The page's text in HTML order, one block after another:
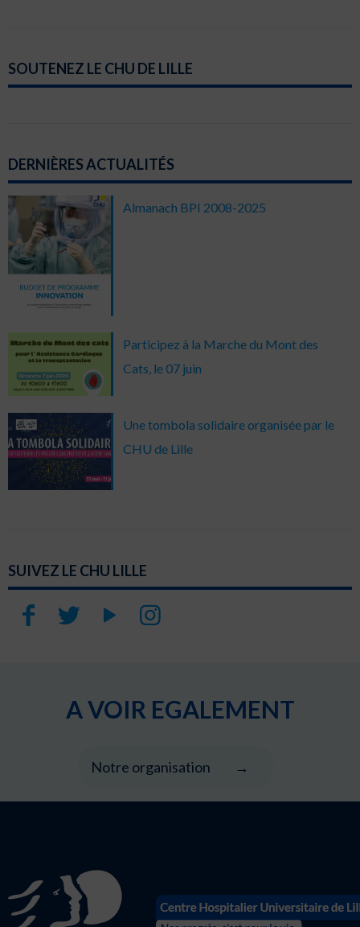
SOUTENEZ LE CHU DE LILLE
DERNIÈRES ACTUALITÉS
Almanach BPI 2008-2025
Participez à la Marche du Mont des
Cats, le 07 juin
Une tombola solidaire organisée par le
CHU de Lille
SUIVEZ LE CHU LILLE
A VOIR EGALEMENT
Notre organisation